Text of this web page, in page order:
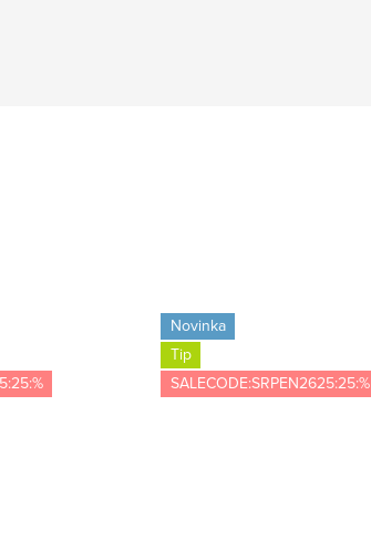
Novinka
Tip
SALECODE:SRPEN2625:25:%